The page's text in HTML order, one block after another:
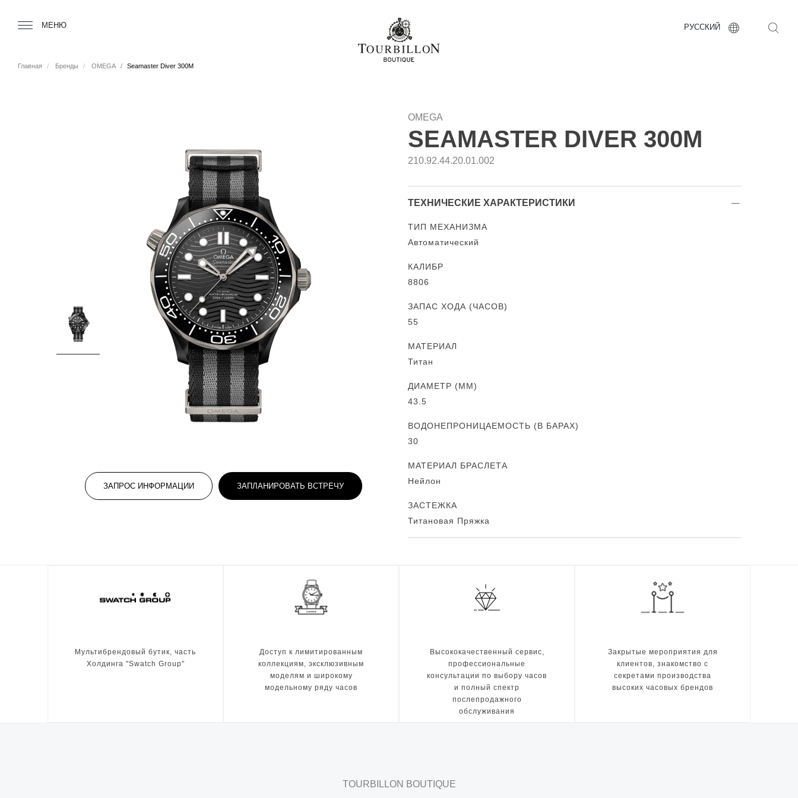
МЕНЮ РУССКИЙ
Главная Бренды OMEGA Seamaster Diver 300M
ЗАПРОС ИНФОРМАЦИИ ЗАПЛАНИРОВАТЬ ВСТРЕЧУ
OMEGA
SEAMASTER DIVER 300M
210.92.44.20.01.002
ТЕХНИЧЕСКИЕ ХАРАКТЕРИСТИКИ
ТИП МЕХАНИЗМА
Автоматический
КАЛИБР
8806
ЗАПАС ХОДА (ЧАСОВ)
55
МАТЕРИАЛ
Титан
ДИАМЕТР (MM)
43.5
ВОДОНЕПРОНИЦАЕМОСТЬ (В БАРАХ)
30
МАТЕРИАЛ БРАСЛЕТА
Нейлон
ЗАСТЕЖКА
Титановая Пряжка
Мультибрендовый бутик, часть
Холдинга "Swatch Group"
Доступ к лимитированным
коллекциям, эксклюзивным
моделям и широкому
модельному ряду часов
Высококачественный сервис,
профессиональные
консультации по выбору часов
и полный спектр
послепродажного
обслуживания
Закрытые мероприятия для
клиентов, знакомство с
секретами производства
высоких часовых брендов
TOURBILLON BOUTIQUE